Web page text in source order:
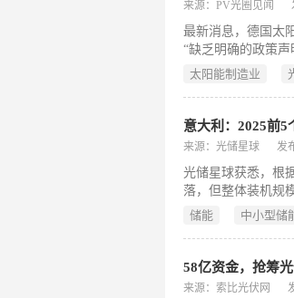
来源：PV光圈见闻
最新消息，德国太
“缺乏明确的政策声
太阳能制造业
意大利：2025前5
来源：光储星球 发
光储星球获悉，根
落，但整体装机规
储能
中小型储
58亿资金，抢筹
来源：索比光伏网